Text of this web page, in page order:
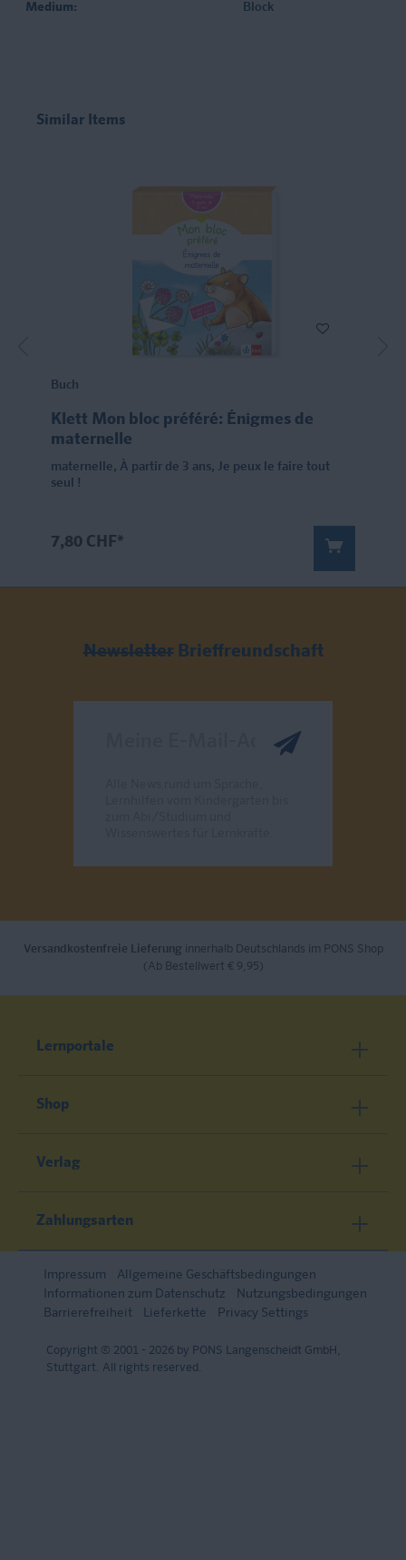
Medium: Block
Similar Items
Buch
Klett Mon bloc préféré: Énigmes de
maternelle
maternelle, À partir de 3 ans, Je peux le faire tout
seul !
7,80 CHF*
Newsletter Brieffreundschaft
Versandkostenfreie Lieferung innerhalb Deutschlands im PONS Shop
(Ab Bestellwert € 9,95)
Lernportale
Shop
Verlag
Zahlungsarten
Impressum
Allgemeine Geschäftsbedingungen
Informationen zum Datenschutz
Nutzungsbedingungen
Barrierefreiheit
Lieferkette Privacy Settings
Copyright © 2001 - 2026 by PONS Langenscheidt GmbH,
Stuttgart. All rights reserved.